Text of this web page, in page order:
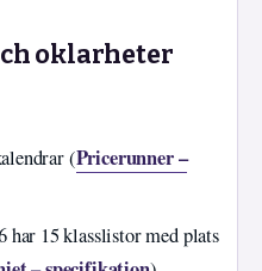
oklarheter
(Pricerunner –
har 15 klasslistor med plats